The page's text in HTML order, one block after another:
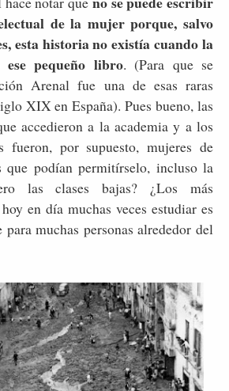
de la mujer porque, salvo
esta historia no existía cuando la
ese pequeño libro. (Para que se
Arenal fue una de esas raras
XIX en España). Pues bueno, las
accedieron a la academia y a los
fueron, por supuesto, mujeres de
que podían permitírselo, incluso la
las clases bajas? ¿Los más
en día muchas veces estudiar es
muchas personas alrededor del